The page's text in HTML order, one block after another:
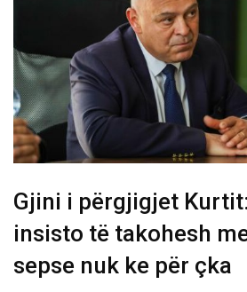
Gjini i përgjigjet
insisto të takohesh
sepse nuk ke për çka